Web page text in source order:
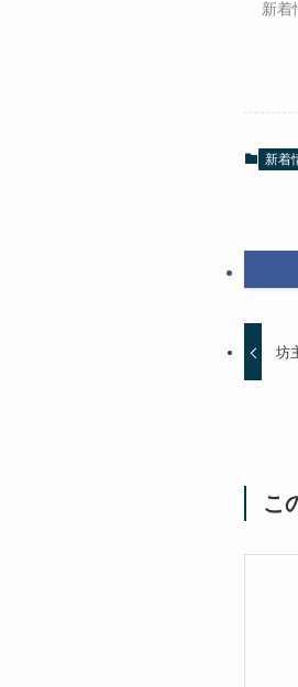
新着
新着
坊
こ